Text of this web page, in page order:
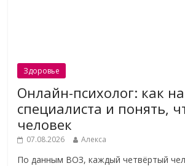
Здоровье
Онлайн-психолог: как
специалиста и понять,
человек
07.08.2026 Алекса
По данным ВОЗ, каждый четвёртый